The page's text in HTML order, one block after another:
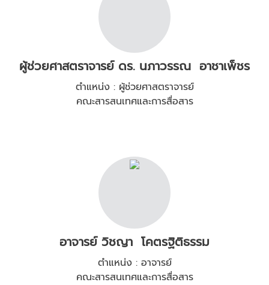
ผู้ช่วยศาสตราจารย์ ดร. นภาวรรณ อาชาเพ็ชร
ตำแหน่ง : ผู้ช่วยศาสตราจารย์
คณะสารสนเทศและการสื่อสาร
อาจารย์ วิชญา โคตรฐิติธรรม
ตำแหน่ง : อาจารย์
คณะสารสนเทศและการสื่อสาร